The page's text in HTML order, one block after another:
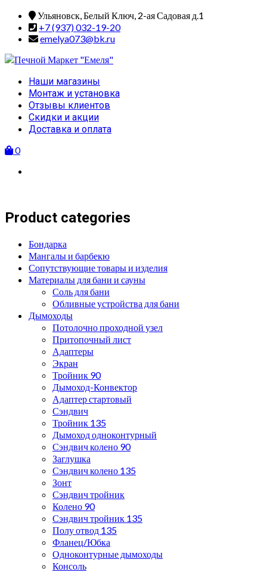
Skip
content
Ульяновск, Белый Ключ, 2-ая Садовая д.1
+7 (937) 032-19-20
emelya073@bk.ru
Primary
Menu
Наши магазины
Монтаж и установка
Отзывы клиентов
Скидки и акции
Доставка и оплата
0
Product categories
Бондарка
Мангалы и барбекю
Сопутствующие товары и изделия
Материалы для бани и сауны
Соль для бани
Обливные устройства для бани
Дымоходы
Потолочно проходной узел
Притопочный лист
Адаптеры
Экран
Тройник 90
Дымоход-Конвектор
Адаптер стартовый
Сэндвич
Тройник 135
Дымоход одноконтурный
Сэндвич колено 90
Заглушка
Сэндвич колено 135
Зонт
Сэндвич тройник
Колено 90
Сэндвич тройник 135
Полу отвод 135
Фланец/Юбка
Одноконтурные дымоходы
Консоль